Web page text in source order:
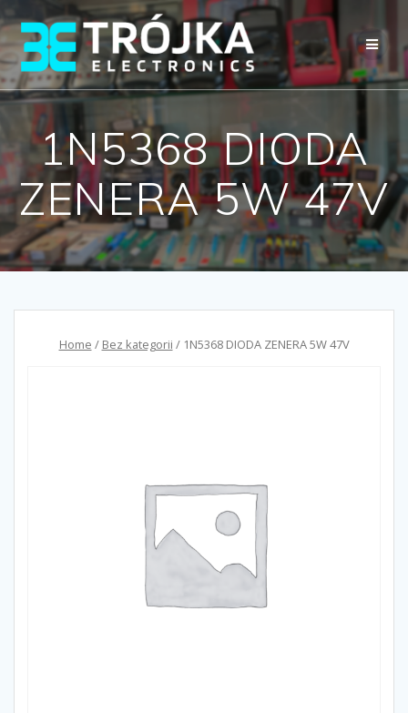
Przejdź
do
treści
1N5368 DIODA
ZENERA 5W 47V
Home / Bez kategorii / 1N5368 DIODA ZENERA 5W 47V